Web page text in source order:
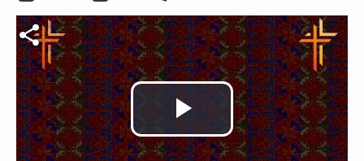
laꞈ nya meh. Website
heu hmˬ-ahˇ laˇ
keuˆ-euˬ yawˬ ghaˬ
na luꞈ-ahˇ guiˬ lahˬ
huiˬ ma.
Video file
Play